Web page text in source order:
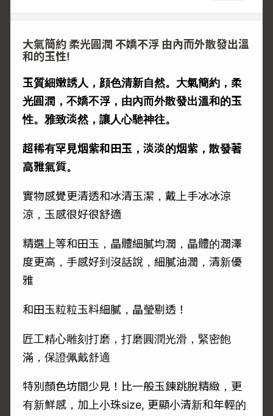
大氣簡約 柔光圓潤 不嬌不浮 由內而外散發出溫
和的玉性!
玉質細嫩誘人，顔色清新自然。大氣簡約，柔
光圓潤，不嬌不浮，由內而外散發出溫和的玉
性。雅致淡然，讓人心馳神往。
超稀有罕見烟紫和田玉，淡淡的烟紫，散發著
高雅氣質。
實物感覺更清透和冰清玉潔，戴上手冰冰涼
涼，玉感很好很舒適
精選上等和田玉，晶體細膩均潤，晶體的潤澤
度更高，手感好到沒話說，細膩油潤，清新優
雅
和田玉粒粒玉料細膩，晶瑩剔透！
匠工精心雕刻打磨，打磨圓潤光滑，緊密飽
滿，保證佩戴舒適
特別顏色坊間少見！比一般玉鍊跳脫精緻，更
有新鮮感，加上小珠size, 更顯小清新和年輕的